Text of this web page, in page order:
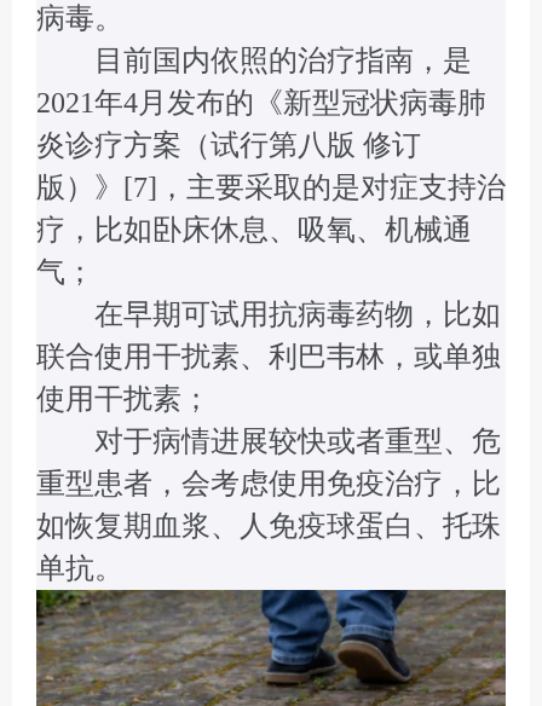
病毒。
目前国内依照的治疗指南，是
2021年4月发布的《新型冠状病毒肺
炎诊疗方案（试行第八版 修订
版）》[7]，主要采取的是对症支持治
疗，比如卧床休息、吸氧、机械通
气；
在早期可试用抗病毒药物，比如
联合使用干扰素、利巴韦林，或单独
使用干扰素；
对于病情进展较快或者重型、危
重型患者，会考虑使用免疫治疗，比
如恢复期血浆、人免疫球蛋白、托珠
单抗。